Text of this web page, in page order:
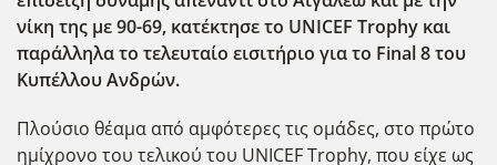
νίκη της με 90-69, κατέκτησε το UNICEF Trophy και
παράλληλα το τελευταίο εισιτήριο για το Final 8 του
Κυπέλλου Ανδρών.
Πλούσιο θέαμα από αμφότερες τις ομάδες, στο πρώτο
ημίχρονο του τελικού του UNICEF Trophy, που είχε ως